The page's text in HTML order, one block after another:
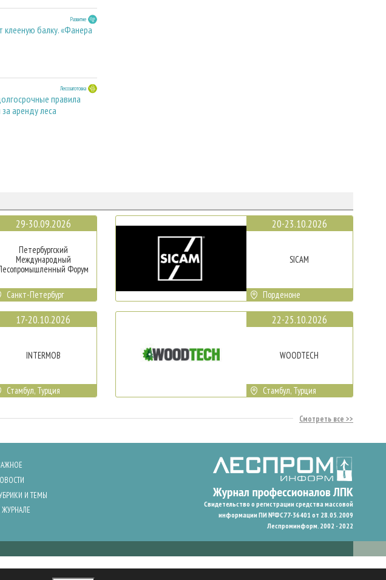
Развитие
балку. «Фанера
Лесозаготовка
правила
аренду леса
29-30.09.2026
Петербургский
Международный
Форум
Санкт-Петербург
17-20.10.2026
INTERMOB
Стамбул, Турция
20-23.10.2026
SICAM
Порденоне
22-25.10.2026
WOODTECH
Стамбул, Турция
Смотреть все
И ТЕМЫ
ЖУРНАЛЕ
Свидетельство о регистрации средства массовой
информации ПИ №ФС77-36401 от 28.05.2009
Леспроминформ. 2002 - 2022